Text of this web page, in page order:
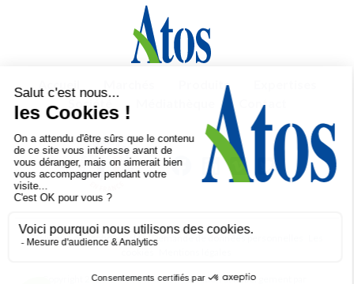
Accueil Produits
Société
Contact
Politique de confidentialité Demande de données personnelles
Copyright 2026 ©ATOS RACKSRéalisation et hébergement par